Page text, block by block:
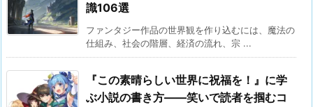
識106選
ファンタジー作品の世界観を作り込むには、魔法の
仕組み、社会の階層、経済の流れ、宗 ...
『この素晴らしい世界に祝福を！』に学
ぶ小説の書き方——笑いで読者を掴むコ